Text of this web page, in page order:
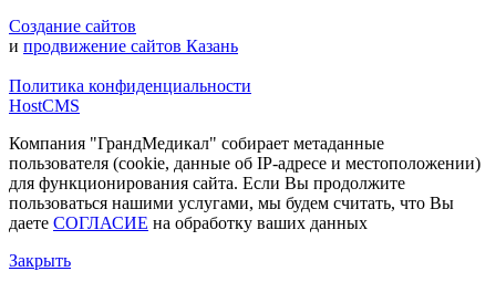
Создание сайтов
и продвижение сайтов Казань
Политика конфиденциальности
HostCMS
Компания "ГрандМедикал" собирает метаданные
пользователя (cookie, данные об IP-адресе и местоположении)
для функционирования сайта. Если Вы продолжите
пользоваться нашими услугами, мы будем считать, что Вы
даете СОГЛАСИЕ на обработку ваших данных
Закрыть